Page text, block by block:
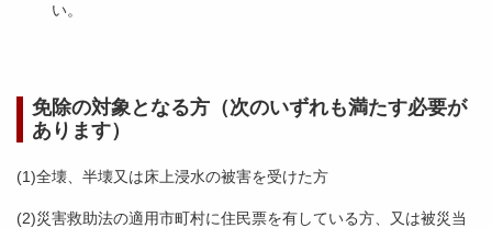
い。
免除の対象となる方（次のいずれも満たす必要が
あります）
(1)全壊、半壊又は床上浸水の被害を受けた方
(2)災害救助法の適用市町村に住民票を有している方、又は被災当